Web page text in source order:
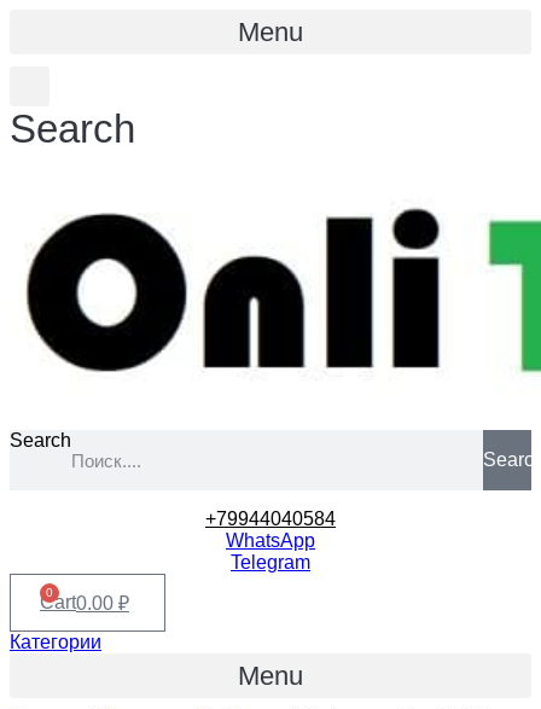
Menu
Search
Search
+79944040584
WhatsApp
Telegram
0.00 ₽
0
Cart
Категории
Menu